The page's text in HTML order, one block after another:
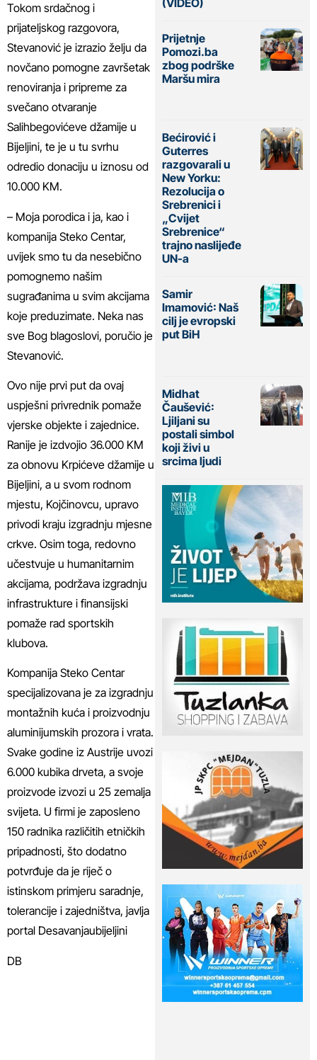
Tokom srdačnog i
prijateljskog razgovora,
Stevanović je izrazio želju da
novčano pomogne završetak
renoviranja i pripreme za
svečano otvaranje
Salihbegovićeve džamije u
Bijeljini, te je u tu svrhu
odredio donaciju u iznosu od
10.000 KM.
– Moja porodica i ja, kao i
kompanija Steko Centar,
uvijek smo tu da nesebično
pomognemo našim
sugrađanima u svim akcijama
koje preduzimate. Neka nas
sve Bog blagoslovi, poručio je
Stevanović.
Ovo nije prvi put da ovaj
uspješni privrednik pomaže
vjerske objekte i zajednice.
Ranije je izdvojio 36.000 KM
za obnovu Krpićeve džamije u
Bijeljini, a u svom rodnom
mjestu, Kojčinovcu, upravo
privodi kraju izgradnju mjesne
crkve. Osim toga, redovno
učestvuje u humanitarnim
akcijama, podržava izgradnju
infrastrukture i finansijski
pomaže rad sportskih
klubova.
Kompanija Steko Centar
specijalizovana je za izgradnju
montažnih kuća i proizvodnju
aluminijumskih prozora i vrata.
Svake godine iz Austrije uvozi
6.000 kubika drveta, a svoje
proizvode izvozi u 25 zemalja
svijeta. U firmi je zaposleno
150 radnika različitih etničkih
pripadnosti, što dodatno
potvrđuje da je riječ o
istinskom primjeru saradnje,
tolerancije i zajedništva, javlja
portal Desavanjaubijeljini
DB
Prijetnje
Pomozi.ba
zbog podrške
Maršu mira
Bećirović i
Guterres
razgovarali u
New Yorku:
Rezolucija o
Srebrenici i
„Cvijet
Srebrenice“
trajno naslijeđe
UN-a
Samir
Imamović: Naš
cilj je evropski
put BiH
Midhat
Čaušević:
Ljiljani su
postali simbol
koji živi u
srcima ljudi